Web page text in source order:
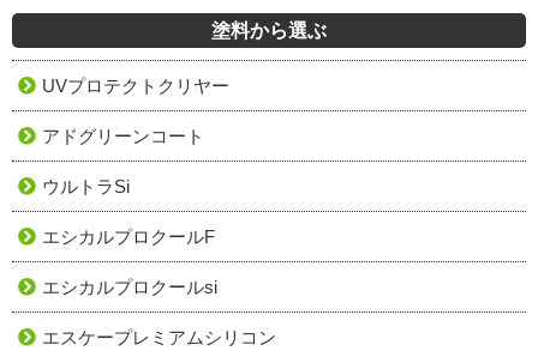
塗料から選ぶ
UVプロテクトクリヤー
アドグリーンコート
ウルトラSi
エシカルプロクールF
エシカルプロクールsi
エスケープレミアムシリコン